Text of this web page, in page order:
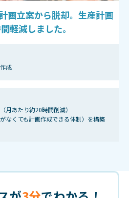
画立案から脱却。生産計画
軽減しました。
成
月あたり約20時間削減）
なくても計画作成できる体制）を構築